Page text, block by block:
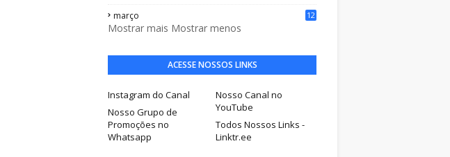
março 12
Mostrar mais Mostrar menos
ACESSE NOSSOS LINKS
Instagram do Canal
Nosso Canal no
YouTube
Nosso Grupo de
Promoções no
Whatsapp
Todos Nossos Links -
Linktr.ee